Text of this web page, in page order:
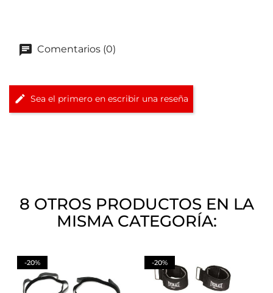
Comentarios (0)
Sea el primero en escribir una reseña
8 OTROS PRODUCTOS EN LA
MISMA CATEGORÍA:
-20% -20%